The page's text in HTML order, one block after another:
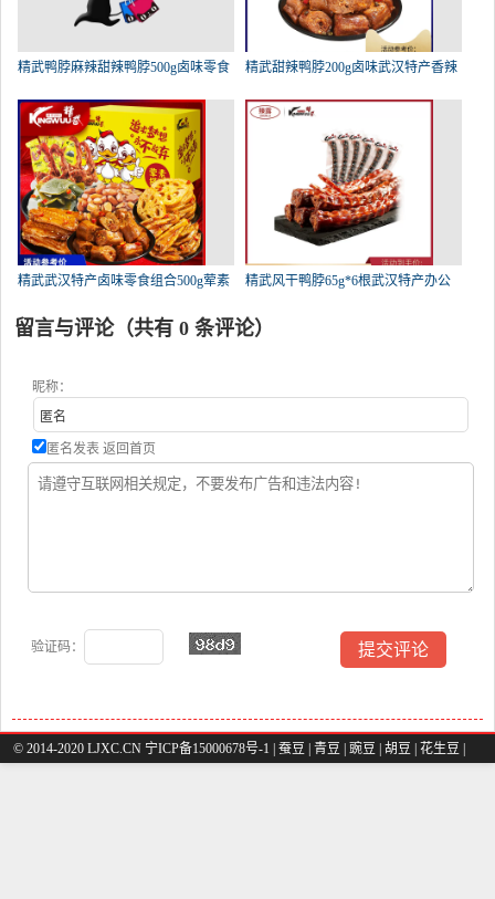
精武鸭脖麻辣甜辣鸭脖500g卤味零食 精武甜辣鸭脖200g卤味武汉特产香辣
精武武汉特产卤味零食组合500g荤素 精武风干鸭脖65g*6根武汉特产办公
留言与评论（共有 0 条评论）
昵称：
匿名发表 返回首页
验证码：
© 2014-2020 LJXC.CN 宁ICP备15000678号-1 | 蚕豆 青豆 豌豆 胡豆 花生豆